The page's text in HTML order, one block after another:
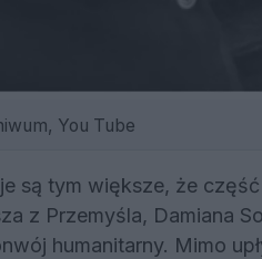
You Tube
są tym większe, że
z Przemyśla, Damiana
humanitarny. Mimo